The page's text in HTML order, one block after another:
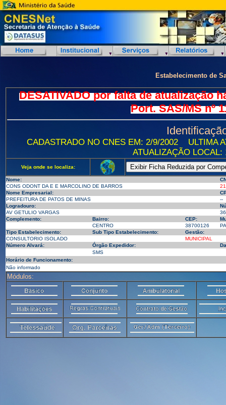
Estabelecimento de
DESATIVADO por falta de atualização
Port. SAS/MS nº
CADASTRADO NO CNES EM: 2/9/2002
ULTIMA
ATUALIZAÇÃO LOCAL:
Veja onde se localiza:
Nome:
CONS ODONT DA E E MARCOLINO DE BARROS
Nome Empresarial:
PREFEITURA DE PATOS DE MINAS
--
Logradouro:
AV GETULIO VARGAS
Complemento:
Bairro: CEP:
CENTRO
38700126
Tipo Estabelecimento:
Sub Tipo Estabelecimento:
Gestão:
CONSULTORIO ISOLADO
MUNICIPAL
Número Alvará:
Órgão Expedidor:
SMS
Horário de Funcionamento:
Não informado
Módulos: